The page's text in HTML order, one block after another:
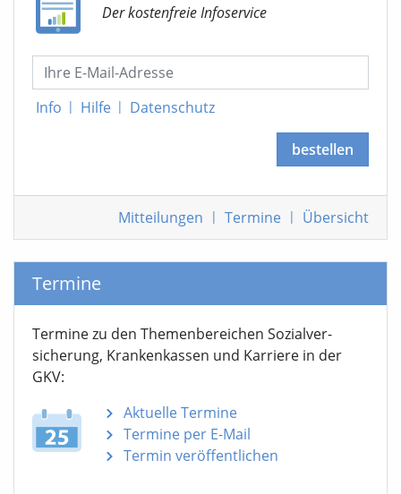
Der kostenfreie Infoservice
Info | Hilfe | Datenschutz
bestellen
Mitteilungen | Termine | Übersicht
Termine
Termine zu den Themen­bereichen Sozialver­
sicherung, Krankenkassen und Karriere in der
GKV:
Aktuelle Termine
Termine per E-Mail
Termin veröffentlichen